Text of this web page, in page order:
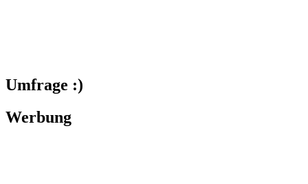
Umfrage :)
Werbung